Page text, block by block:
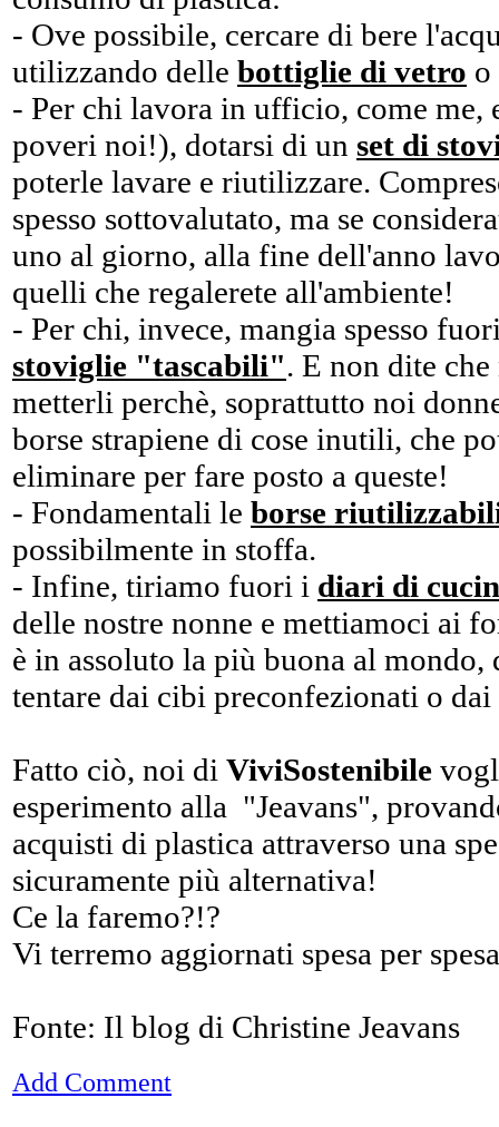
- Ove possibile, cercare di bere
utilizzando delle bottiglie di vetro
- Per chi lavora in ufficio, come me,
poveri noi!), dotarsi di un set di
poterle lavare e riutilizzare.
spesso sottovalutato, ma se
uno al giorno, alla fine dell'anno
quelli che regalerete all'ambiente!
- Per chi, invece, mangia spesso
stoviglie "tascabili". E non dite
metterli perchè, soprattutto noi
borse strapiene di cose inutili, che
eliminare per fare posto a queste!
- Fondamentali le borse
possibilmente in stoffa.
- Infine, tiriamo fuori i diari di
delle nostre nonne e mettiamoci ai
è in assoluto la più buona al
tentare dai cibi preconfezionati o
Fatto ciò, noi di ViviSostenibile
esperimento alla "Jeavans",
acquisti di plastica attraverso una
sicuramente più alternativa!
Ce la faremo?!?
Vi terremo aggiornati spesa per
Fonte: Il blog di Christine Jeavans
Add Comment